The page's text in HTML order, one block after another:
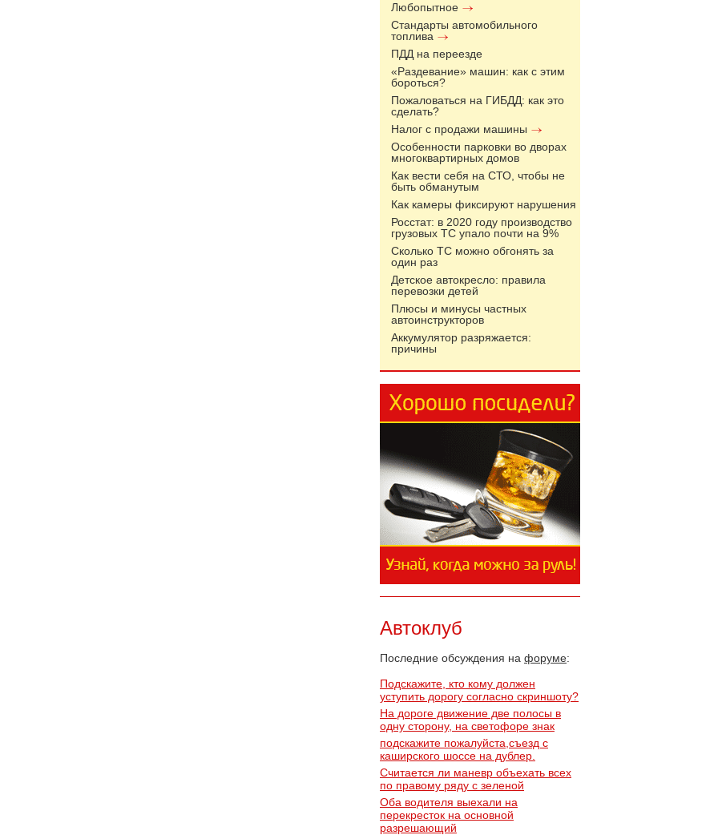
Любопытное
Стандарты автомобильного
топлива
ПДД на переезде
«Раздевание» машин: как с этим
бороться?
Пожаловаться на ГИБДД: как это
сделать?
Налог с продажи машины
Особенности парковки во дворах
многоквартирных домов
Как вести себя на СТО, чтобы не
быть обманутым
Как камеры фиксируют нарушения
Росстат: в 2020 году производство
грузовых ТС упало почти на 9%
Сколько ТС можно обгонять за
один раз
Детское автокресло: правила
перевозки детей
Плюсы и минусы частных
автоинструкторов
Аккумулятор разряжается:
причины
Автоклуб
Последние обсуждения на форуме:
Подскажите, кто кому должен
уступить дорогу согласно скриншоту?
На дороге движение две полосы в
одну сторону, на светофоре знак
подскажите пожалуйста,съезд с
каширского шоссе на дублер.
Считается ли маневр объехать всех
по правому ряду с зеленой
Оба водителя выехали на
перекресток на основной
разрешающий